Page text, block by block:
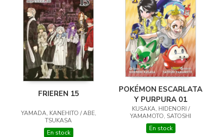
FRIEREN 15
YAMADA, KANEHITO / ABE,
TSUKASA
En stock
POKÉMON ESCARLATA
Y PURPURA 01
KUSAKA, HIDENORI /
YAMAMOTO, SATOSHI
En stock